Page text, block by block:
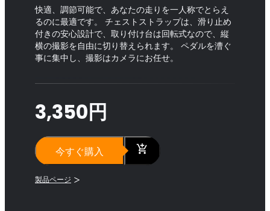
快適、調節可能で、あなたの走りを一人称でとらえ
るのに最適です。 チェストストラップは、滑り止め
付きの安心設計で、取り付け台は回転式なので、縦
横の撮影を自由に切り替えられます。 ペダルを漕ぐ
事に集中し、撮影はカメラにお任せ。
3,350円
今すぐ購入
製品ページ